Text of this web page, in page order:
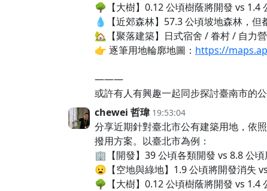
🌳【大樹】0.12 公頃樹蔭將開發 vs 1.4
💧【近郊森林】57.3 公頃坡地森林，但
🏡【聚落建築】日式宿舍 / 眷村 / 自力
👉 逐筆用地輪廓地圖： https://
———
或許有人有興趣一起同步探討臺南市的
chewei 哲瑋 19:53:04
分享近期針對臺北市公有建築用地，依
撥用方案。以臺北市為例：
🏢【開發】39 公頃各類開發 vs 8.8 公
😦【空地與綠地】1.9 公頃將開發消失
🌳【大樹】0.12 公頃樹蔭將開發 vs 1.4